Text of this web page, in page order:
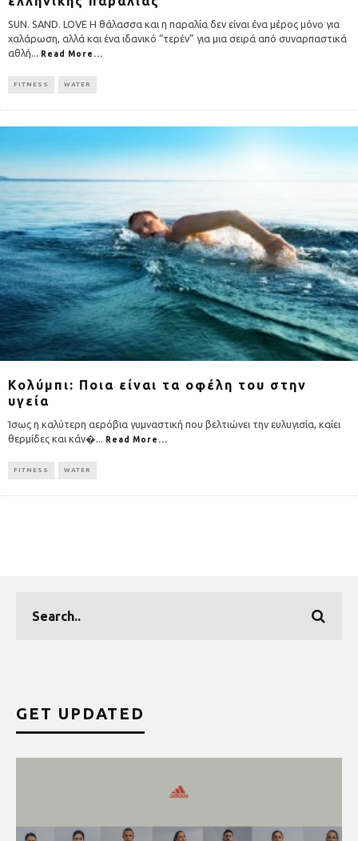
SUN. SAND. LOVE Η θάλασσα και η παραλία δεν είναι ένα μέρος μόνο για
χαλάρωση, αλλά και ένα ιδανικό “τερέν” για μια σειρά από συναρπαστικά
αθλή... Read More...
FITNESS WATER
Κολύμπι: Ποια είναι τα οφέλη του στην
υγεία
Ίσως η καλύτερη αερόβια γυμναστική που βελτιώνει την ευλυγισία, καίει
θερμίδες και κάν�... Read More...
FITNESS WATER
GET UPDATED